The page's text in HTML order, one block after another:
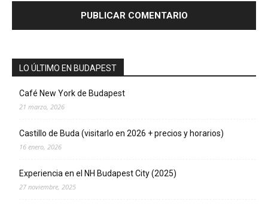
LO ÚLTIMO EN BUDAPEST
Café New York de Budapest
21 marzo, 2026
Castillo de Buda (visitarlo en 2026 + precios y horarios)
16 enero, 2026
Experiencia en el NH Budapest City (2025)
27 noviembre, 2025